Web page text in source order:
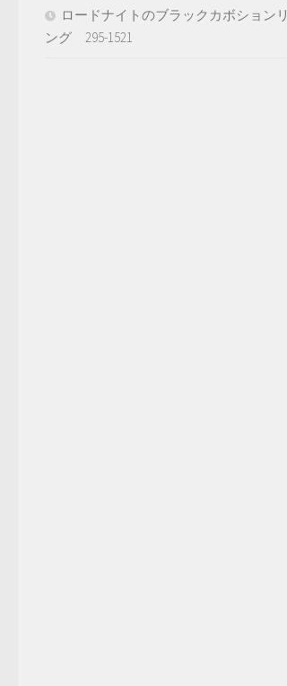
ロードナイトのブラックカボションリ
ング 295-1521